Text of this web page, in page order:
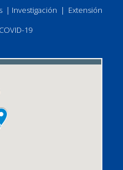
| Investigación | Extensión
19